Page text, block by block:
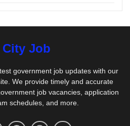
Job
government job updates with our
We provide timely and accurate
job vacancies, application
schedules, and more.